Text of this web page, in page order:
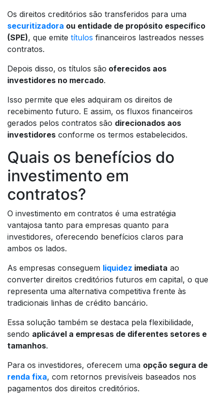
Os direitos creditórios são transferidos para uma
securitizadora ou entidade de propósito específico
(SPE), que emite títulos financeiros lastreados nesses
contratos.
Depois disso, os títulos são oferecidos aos
investidores no mercado.
Isso permite que eles adquiram os direitos de
recebimento futuro. E assim, os fluxos financeiros
gerados pelos contratos são direcionados aos
investidores conforme os termos estabelecidos.
Quais os benefícios do
investimento em
contratos?
O investimento em contratos é uma estratégia
vantajosa tanto para empresas quanto para
investidores, oferecendo benefícios claros para
ambos os lados.
As empresas conseguem liquidez imediata ao
converter direitos creditórios futuros em capital, o que
representa uma alternativa competitiva frente às
tradicionais linhas de crédito bancário.
Essa solução também se destaca pela flexibilidade,
sendo aplicável a empresas de diferentes setores e
tamanhos.
Para os investidores, oferecem uma opção segura de
renda fixa, com retornos previsíveis baseados nos
pagamentos dos direitos creditórios.